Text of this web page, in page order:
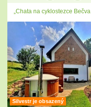
„Chata na cyklostezce
Silvestr je obsazený